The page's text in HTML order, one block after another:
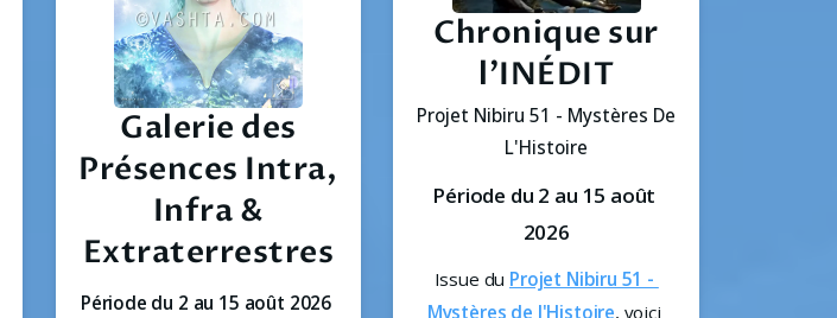
Galerie des
Présences Intra,
Infra &
Extraterrestres
Période du 2 au 15 août 2026
Chronique sur
l'INÉDIT
Projet Nibiru 51 - Mystères De
L'Histoire
Période du 2 au 15 août
2026
Issue du Projet Nibiru 51 -
Mystères de l'Histoire, voici